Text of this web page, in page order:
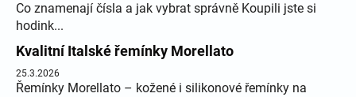
Co znamenají čísla a jak vybrat správně Koupili jste si
hodink...
Kvalitní Italské řemínky Morellato
25.3.2026
Řemínky Morellato – kožené i silikonové řemínky na